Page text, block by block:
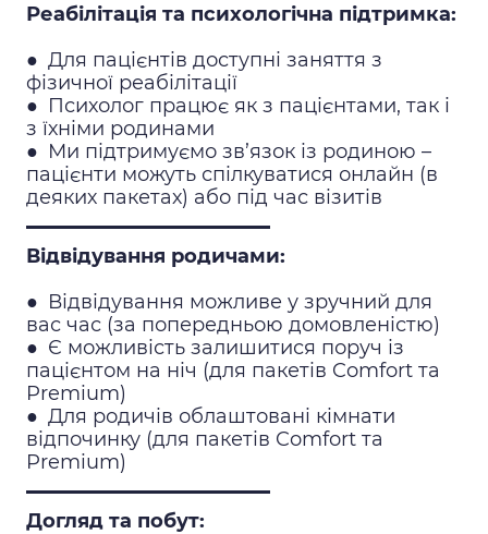
Реабілітація та психологічна підтримка:
● Для пацієнтів доступні заняття з
фізичної реабілітації
● Психолог працює як з пацієнтами, так і
з їхніми родинами
● Ми підтримуємо зв’язок із родиною –
пацієнти можуть спілкуватися онлайн (в
деяких пакетах) або під час візитів
Відвідування родичами:
● Відвідування можливе у зручний для
вас час (за попередньою домовленістю)
● Є можливість залишитися поруч із
пацієнтом на ніч (для пакетів Comfort та
Premium)
● Для родичів облаштовані кімнати
відпочинку (для пакетів Comfort та
Premium)
Догляд та побут: